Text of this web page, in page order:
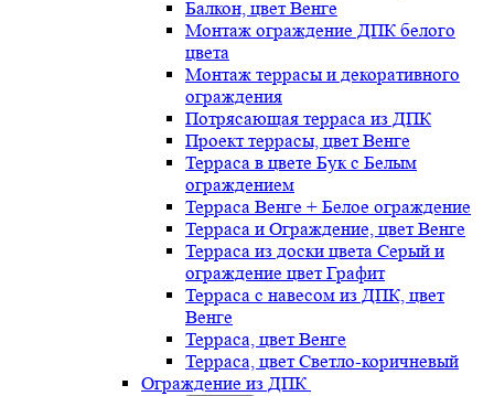
Балкон, цвет Венге
Монтаж ограждение ДПК белого
цвета
Монтаж террасы и декоративного
ограждения
Потрясающая терраса из ДПК
Проект террасы, цвет Венге
Терраса в цвете Бук с Белым
ограждением
Терраса Венге + Белое ограждение
Терраса и Ограждение, цвет Венге
Терраса из доски цвета Серый и
ограждение цвет Графит
Терраса с навесом из ДПК, цвет
Венге
Терраса, цвет Венге
Терраса, цвет Светло-коричневый
Ограждение из ДПК